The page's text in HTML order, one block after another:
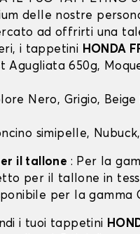
delle nostre
ad offrirti una
i tappetini HONDA
Agugliata 650g,
Nero, Grigio,
simipelle,
il tallone : Per la
per il tallone in
per la gamma
i tuoi tappetini